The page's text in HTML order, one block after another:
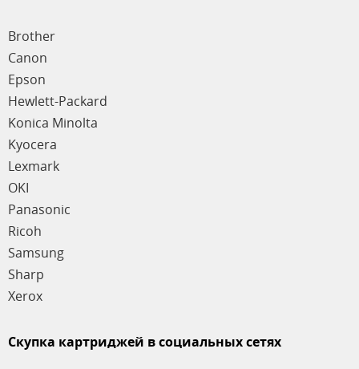
Brother
Canon
Epson
Hewlett-Packard
Konica Minolta
Kyocera
Lexmark
OKI
Panasonic
Ricoh
Samsung
Sharp
Xerox
Скупка картриджей в социальных сетях